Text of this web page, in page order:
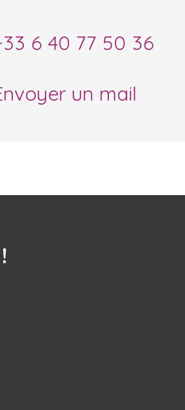
6 40 77 50 36
un mail